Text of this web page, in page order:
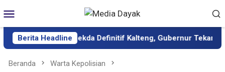
ke
kontenMobile
Berita Headline
sebagai Sekda Definitif Kalteng, Gubernur Tekankan
Beranda Warta Kepolisian